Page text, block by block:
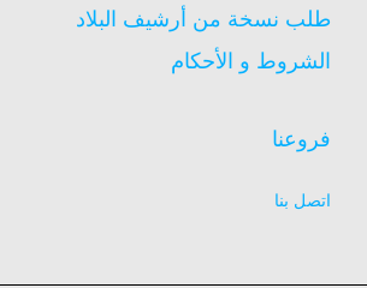
طلب نسخة من أرشيف البلاد
الشروط و الأحكام
فروعنا
اتصل بنا